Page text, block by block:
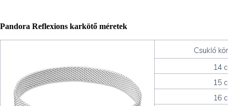
Pandora Reflexions karkötő méretek